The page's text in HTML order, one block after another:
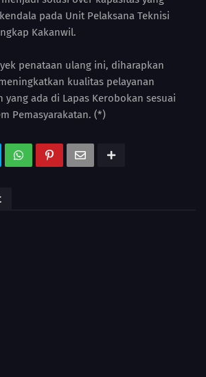
pada Unit Pelaksana Teknisi
Kakanwil.
penataan ulang ini, diharapkan
kualitas pelayanan
ada di Lapas Kerobokan sesuai
Pemasyarakatan. (*)